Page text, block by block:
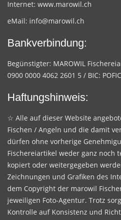
Internet: www.marowil.ch
eMail: info@marowil.ch
Bankverbindung:
Begünstigter: MAROWIL
0900 0000 4062 2601 5 / BIC:
Haftungshinweis:
☆ Alle auf dieser Website
Fischen / Angeln und die damit
dürfen ohne vorherige
Fischereiartikel weder ganz noch
kopiert oder weitergegeben
Zeichnungen und Grafiken des
dem Copyright der marowil
jeweiligen Foto-Agentur. Trotz
Kontrolle auf Konsistenz und